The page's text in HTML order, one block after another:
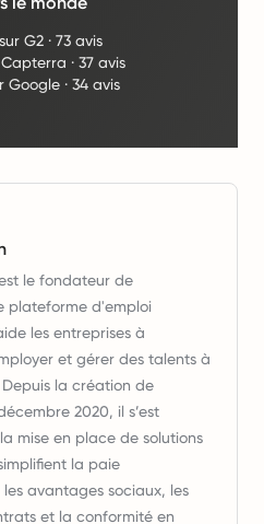
G2 ·73 avis
·37 avis
Google· 34 avis
le fondateur de
plateforme d'emploi
les entreprises à
et gérer des talents à
la création de
2020, il s’est
mise en place de solutions
la paie
avantages sociaux, les
et la conformité en